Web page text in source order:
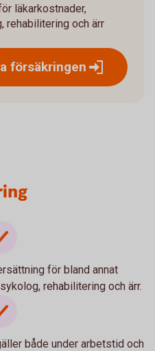
läkarkostnader,
rehabilitering och ärr
försäkringen
för bland annat
rehabilitering och ärr.
både under arbetstid och